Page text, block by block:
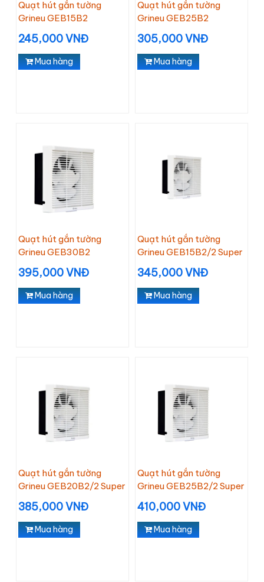
Quạt hút gắn tường
Grineu GEB15B2
245,000 VNĐ
Mua hàng
Quạt hút gắn tường
Grineu GEB25B2
305,000 VNĐ
Mua hàng
Quạt hút gắn tường
Grineu GEB30B2
395,000 VNĐ
Mua hàng
Quạt hút gắn tường
Grineu GEB15B2/2 Super
345,000 VNĐ
Mua hàng
Quạt hút gắn tường
Grineu GEB20B2/2 Super
385,000 VNĐ
Mua hàng
Quạt hút gắn tường
Grineu GEB25B2/2 Super
410,000 VNĐ
Mua hàng